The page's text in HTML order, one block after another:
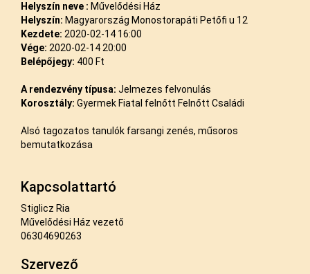
Helyszín neve : Művelődési Ház
Helyszín: Magyarország Monostorapáti Petőfi u 12
Kezdete: 2020-02-14 16:00
Vége: 2020-02-14 20:00
Belépőjegy: 400 Ft
A rendezvény típusa: Jelmezes felvonulás
Korosztály: Gyermek Fiatal felnőtt Felnőtt Családi
Alsó tagozatos tanulók farsangi zenés, műsoros
bemutatkozása
Kapcsolattartó
Stiglicz Ria
Művelődési Ház vezető
06304690263
Szervező